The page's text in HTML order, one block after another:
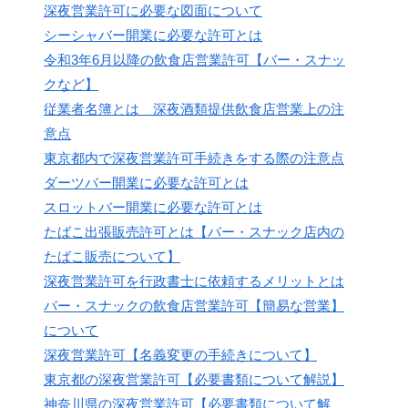
深夜営業許可に必要な図面について
シーシャバー開業に必要な許可とは
令和3年6月以降の飲食店営業許可【バー・スナッ
クなど】
従業者名簿とは 深夜酒類提供飲食店営業上の注
意点
東京都内で深夜営業許可手続きをする際の注意点
ダーツバー開業に必要な許可とは
スロットバー開業に必要な許可とは
たばこ出張販売許可とは【バー・スナック店内の
たばこ販売について】
深夜営業許可を行政書士に依頼するメリットとは
バー・スナックの飲食店営業許可【簡易な営業】
について
深夜営業許可【名義変更の手続きについて】
東京都の深夜営業許可【必要書類について解説】
神奈川県の深夜営業許可【必要書類について解